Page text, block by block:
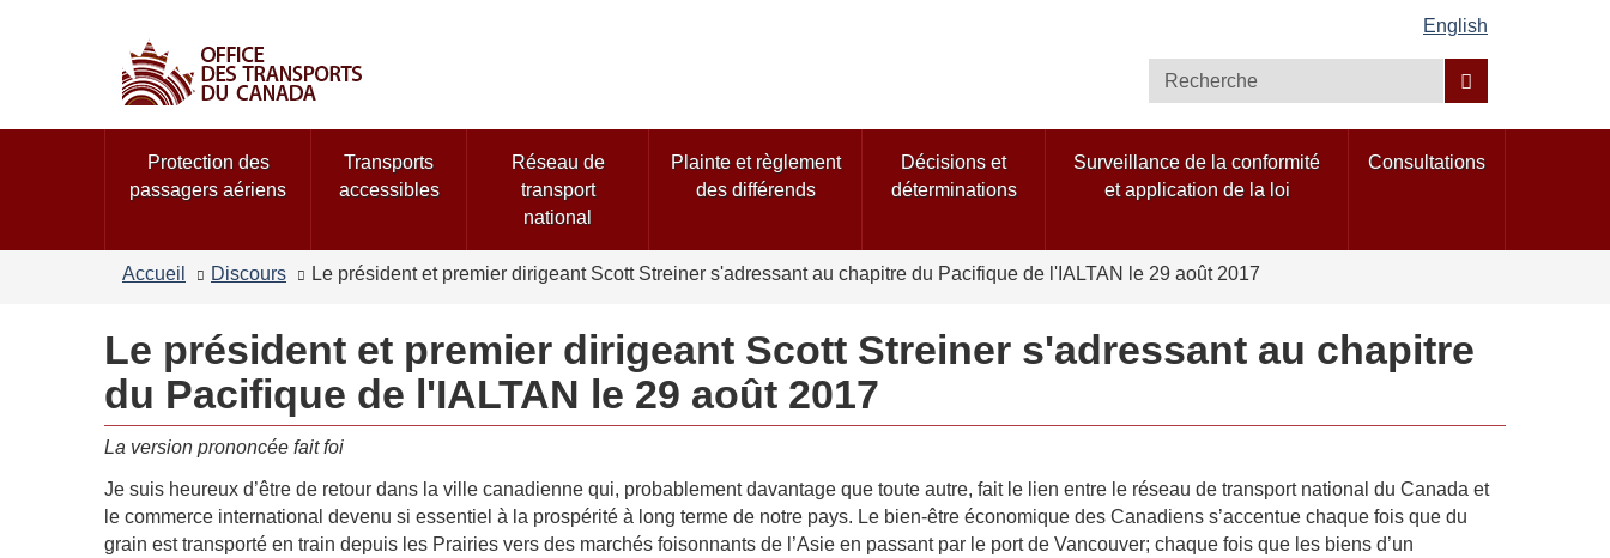
de
ce
»
simplifiée
Sélection
de
la
langue
English
Menu
des
sujets
Protection des
passagers aériens
Transports
accessibles
Réseau de
transport
national
Plainte et règlement
des différends
Décisions et
déterminations
Surveillance de la conformité
et application de la loi
Consultations
Accueil Discours Le président et premier dirigeant Scott Streiner s'adressant au chapitre du Pacifique de l'IALTAN le 29 août 2017
Le président et premier dirigeant Scott Streiner s'adressant au chapitre
du Pacifique de l'IALTAN le 29 août 2017
La version prononcée fait foi
Je suis heureux d’être de retour dans la ville canadienne qui, probablement davantage que toute autre, fait le lien entre le réseau de transport national du Canada et
le commerce international devenu si essentiel à la prospérité à long terme de notre pays. Le bien-être économique des Canadiens s’accentue chaque fois que du
grain est transporté en train depuis les Prairies vers des marchés foisonnants de l’Asie en passant par le port de Vancouver; chaque fois que les biens d’un